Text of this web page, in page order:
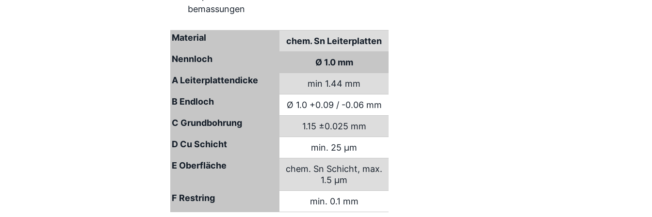
Material
chem. Sn Leiterplatten
Nennloch
Ø 1.0 mm
A Leiterplattendicke
min 1.44 mm
B Endloch
Ø 1.0 +0.09 / -0.06 mm
C Grundbohrung
1.15 ±0.025 mm
D Cu Schicht
min. 25 µm
E Oberfläche
chem. Sn Schicht, max.
1.5 µm
F Restring
min. 0.1 mm